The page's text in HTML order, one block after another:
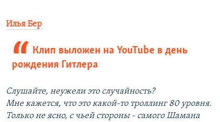
Илья Бер
Клип выложен на YouTube в день
рождения Гитлера
Слушайте, неужели это случайность?
Мне кажется, что это какой-то троллинг 80 уровня.
Только не ясно, с чьей стороны - самого Шамана